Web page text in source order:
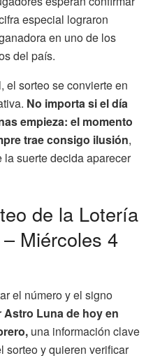
especial lograron
en uno de los
del país.
el sorteo se convierte en
No importa si el día
empieza: el momento
trae consigo ilusión,
suerte decida aparecer
de la Lotería
Miércoles 4
el número y el signo
Astro Luna de hoy en
una información clave
sorteo y quieren verificar